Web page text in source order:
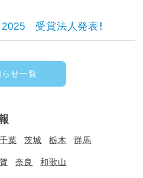
受賞法人発表！
らせ一覧
千葉 茨城 栃木 群馬
奈良 和歌山